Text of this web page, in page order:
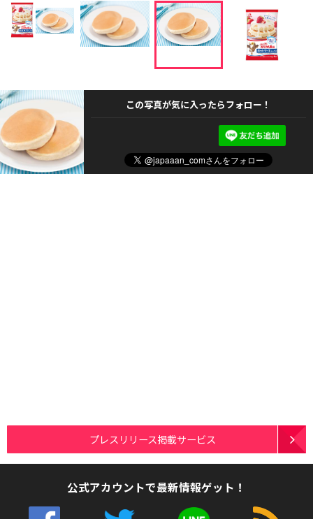
この写真が気に入ったらフォロー！
プレスリリース掲載サービス
公式アカウントで最新情報ゲット！